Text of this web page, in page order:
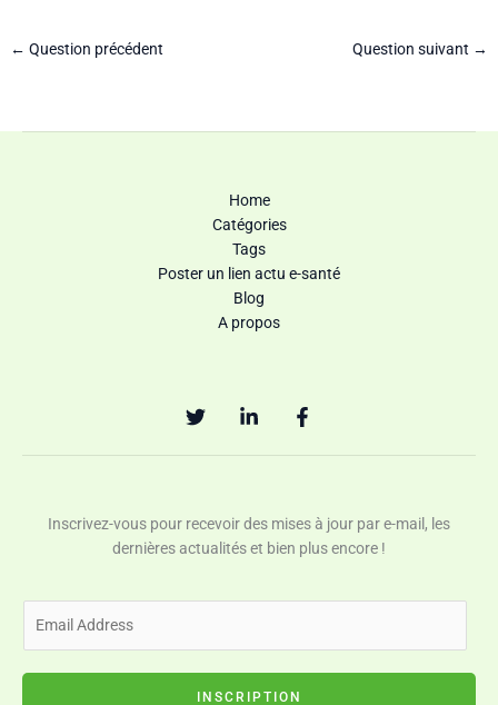
← Question précédent Question suivant →
Home
Catégories
Tags
Poster un lien actu e-santé
Blog
A propos
Inscrivez-vous pour recevoir des mises à jour par e-mail, les
dernières actualités et bien plus encore !
INSCRIPTION